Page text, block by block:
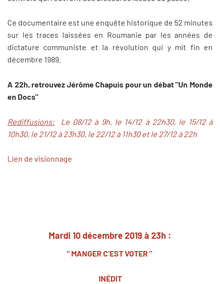
Ce documentaire est une enquête historique de 52 minutes
sur les traces laissées en Roumanie par les années de
dictature communiste et la révolution qui y mit fin en
décembre 1989.
A 22h, retrouvez Jérôme Chapuis pour un débat "Un Monde
en Docs"
Rediffusions:Le 08/12 à 9h, le 14/12 à 22h30, le 15/12 à
10h30, le 21/12 à 23h30, le 22/12 à 11h30 et le 27/12 à 22h
Lien de visionnage
Mardi 10 décembre 2019 à 23h :
" MANGER C'EST VOTER "
INÉDIT